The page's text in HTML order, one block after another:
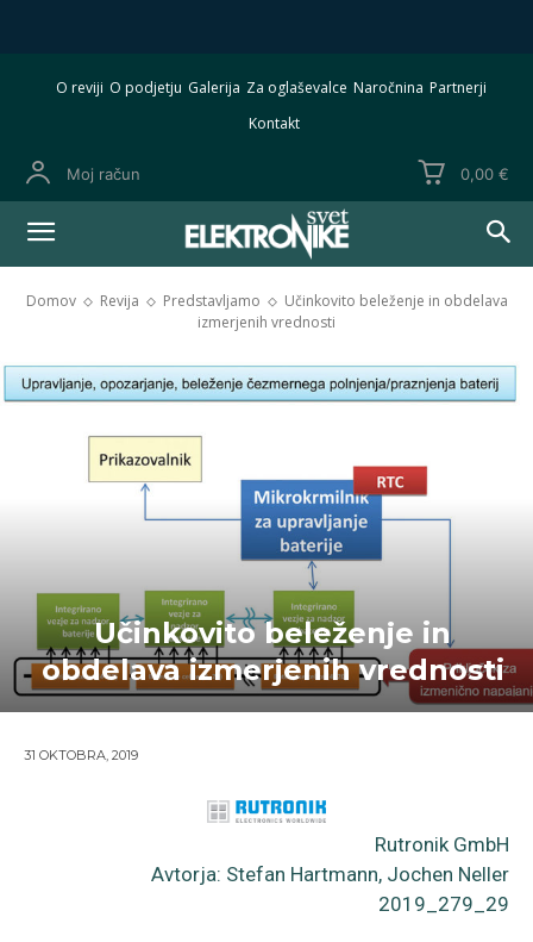
O reviji O podjetju Galerija Za oglaševalce Naročnina Partnerji
Kontakt
Moj račun 0,00 €
Domov Revija Predstavljamo
Učinkovito beleženje in obdelava
izmerjenih vrednosti
Učinkovito beleženje in
obdelava izmerjenih vrednosti
31 OKTOBRA, 2019
Rutronik GmbH
Avtorja: Stefan Hartmann, Jochen Neller
2019_279_29